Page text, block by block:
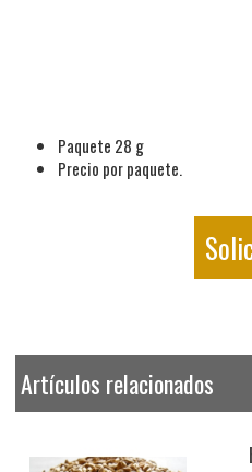
Paquete 28 g
Precio por paquete.
Artículos relacionados